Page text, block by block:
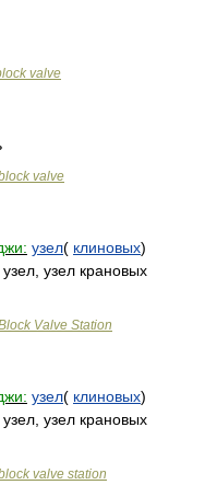
valve
valve
узел( клиновых)
узел, узел крановых
Valve Station
узел( клиновых)
узел, узел крановых
valve station